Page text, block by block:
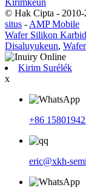
© Hak Cipta - 2010-
situs - AMP Mobile
Wafer Silikon
Disaluyukeun,
Kirim Surélék
x
+86
eric@xkh-